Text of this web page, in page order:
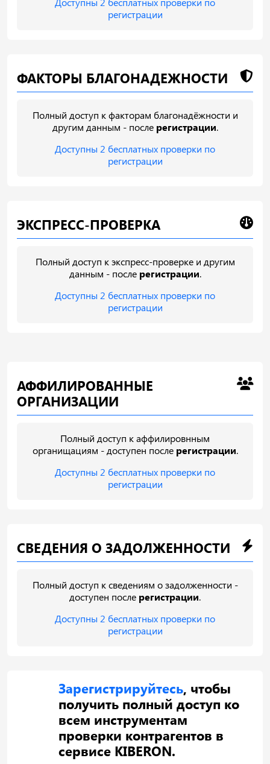
регистрации
ФАКТОРЫ БЛАГОНАДЕЖНОСТИ
Полный доступ к факторам благонадёжности и
другим данным - после регистрации.
Доступны 2 бесплатных проверки по
регистрации
ЭКСПРЕСС-ПРОВЕРКА
Полный доступ к экспресс-проверке и другим
данным - после регистрации.
Доступны 2 бесплатных проверки по
регистрации
АФФИЛИРОВАННЫЕ
ОРГАНИЗАЦИИ
Полный доступ к аффилировнным
органищациям - доступен после регистрации.
Доступны 2 бесплатных проверки по
регистрации
СВЕДЕНИЯ О ЗАДОЛЖЕННОСТИ
Полный доступ к сведениям о задолженности -
доступен после регистрации.
Доступны 2 бесплатных проверки по
регистрации
Зарегистрируйтесь, чтобы
получить полный доступ ко
всем инструментам
проверки контрагентов в
сервисе KIBERON.